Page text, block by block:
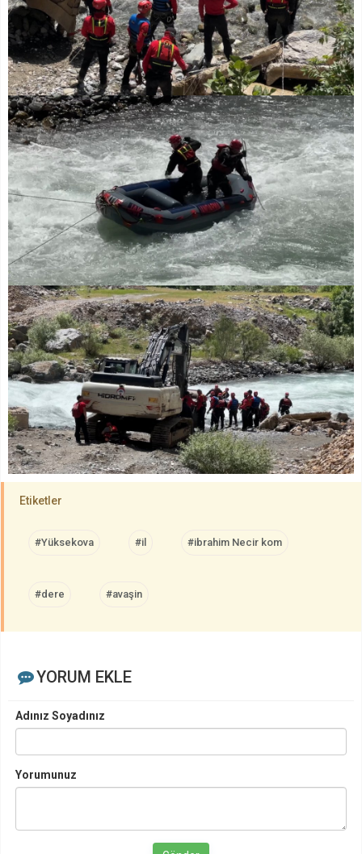
Etiketler
#Yüksekova #il #ibrahim Necir kom
#dere #avaşin
YORUM EKLE
Adınız Soyadınız
Yorumunuz